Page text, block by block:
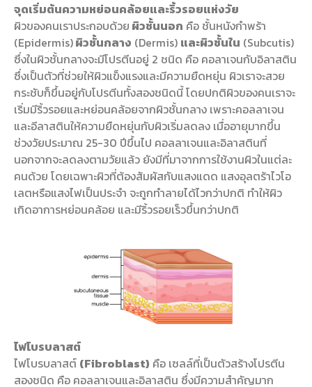
จุดเริ่มต้นความหย่อนคล้อยและริ้วรอยแห่งวัย
ผิวของคนเราประกอบด้วย ผิวชั้นนอก คือ ชั้นหนังกำพร้า
(Epidermis)ผิวชั้นกลาง (Dermis) และผิวชั้นใน (Subcutis)
ซึ่งในผิวชั้นกลางจะมีโปรตีนอยู่ 2 ชนิด คือ คอลาเจนกับอิลาสติน
ซึ่งเป็นตัวที่ช่วยให้ผิวแข็งแรงและมีความยืดหยุ่น ผิวเราจะสวย
กระชับก็ขึ้นอยู่กับโปรตีนทั้งสองชนิดนี้ โดยปกติผิวของคนเราจะ
เริ่มมีริ้วรอยและหย่อนคล้อยจากผิวชั้นกลาง เพราะคอลลาเจน
และอีลาสตินให้ความยืดหยุ่นกับผิวเริ่มลดลง เมื่ออายุมากขึ้น
ช่วงวัยประมาณ 25-30 ปีขึ้นไป คอลลาเจนและอิลาสตินที่
นอกจากจะลดลงตามวัยแล้ว ยังมีที่มาจากการใช้งานผิวในแต่ละ
คนด้วย โดยเฉพาะผิวที่ต้องสัมผัสกับแสงแดด แสงอุลตร้าไวโอ
เลตหรือแสงไฟเป็นประจำ จะถูกทำลายได้ไวกว่าปกติ ทำให้ผิว
เกิดอาการหย่อนคล้อย และมีริ้วรอยเร็วขึ้นกว่าปกติ
ไฟโบรบลาสต์
ไฟโบรบลาสต์ (Fibroblast) คือ เซลล์ที่เป็นตัวสร้างโปรตีน
สองชนิด คือ คอลลาเจนและอิลาสติน ซึ่งมีความสำคัญมาก